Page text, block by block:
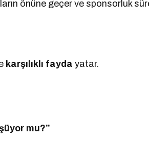
önüne geçer ve sponsorluk
karşılıklı fayda yatar.
mu?”